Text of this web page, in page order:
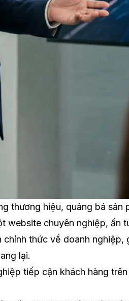
thương hiệu, quảng bá sản
website chuyên nghiệp, ấn
thức về doanh nghiệp,
lại.
tiếp cận khách hàng